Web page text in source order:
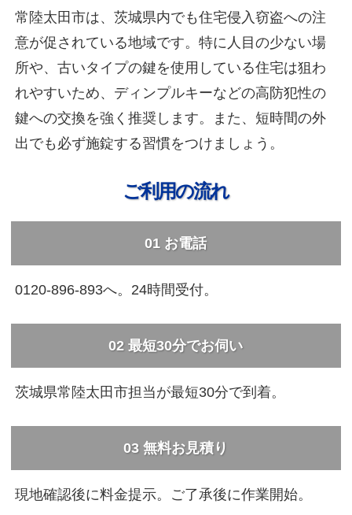
常陸太田市は、茨城県内でも住宅侵入窃盗への注
意が促されている地域です。特に人目の少ない場
所や、古いタイプの鍵を使用している住宅は狙わ
れやすいため、ディンプルキーなどの高防犯性の
鍵への交換を強く推奨します。また、短時間の外
出でも必ず施錠する習慣をつけましょう。
ご利用の流れ
01 お電話
0120-896-893へ。24時間受付。
02 最短30分でお伺い
茨城県常陸太田市担当が最短30分で到着。
03 無料お見積り
現地確認後に料金提示。ご了承後に作業開始。